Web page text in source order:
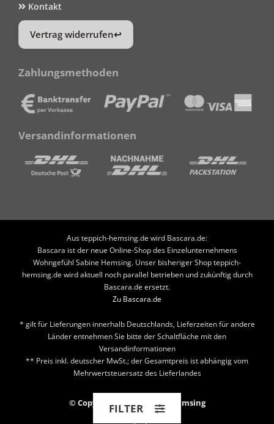
Kontakt
Vertrag widerrufen
Zahlungsmethoden
Versandinformationen
Aus teppich-hemsing.de wird Bascara.de:
Bascara ist der neue Online-Shop des Einzelunternehmens
Wohngefühl Sabine Hemsing. Unser bisheriger Shop teppich-
hemsing.de wird aktuell noch parallel betrieben und zukünftig durch
Bascara.de ersetzt.
Zu Bascara.de
* gilt für Lieferungen innerhalb Deutschlands, Lieferzeiten für andere
Länder entnehmen Sie bitte der Schaltfläche mit den
Versandinformationen
** Preis inkl. deutscher MwSt.; der Gesamtpreis ist abhängig vom
Mehrwertsteuersatz des Lieferlandes
© Copyright 2026 Teppich Hemsing
FILTER